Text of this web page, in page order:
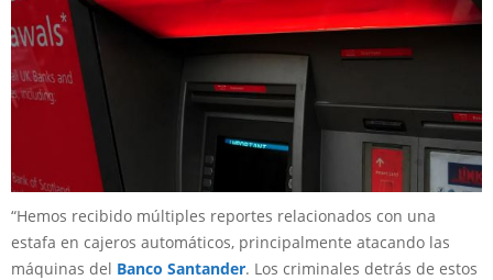
“Hemos recibido múltiples reportes relacionados con una
estafa en cajeros automáticos, principalmente atacando las
máquinas del Banco Santander. Los criminales detrás de estos